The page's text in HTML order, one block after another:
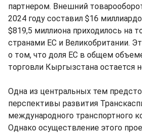
партнером. Внешний
2024 году составил $16
$819,5 миллиона приходилось на
странами ЕС и Великобритании.
о том, что доля ЕС в общем
торговли Кыргызстана остается
Одна из центральных тем
перспективы развития
международного транспортного
Однако осуществление этого